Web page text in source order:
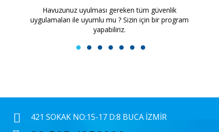
Havuzunuz uyulması gereken tüm güvenlik
uygulamaları ile uyumlu mu ? Sizin için bir program
yapabiliriz.
1 2 3 4 5 6 7
421 SOKAK NO:15-17 D:8 BUCA İZMIR